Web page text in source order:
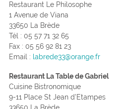
Restaurant Le Philosophe
1 Avenue de Viana
33650 La Brède
Tél : 05 57 71 32 65
Fax : 05 56 92 81 23
Email : labrede33@orange.fr
Restaurant La Table de Gabriel
Cuisine Bistronomique
9-11 Place St Jean d’Etampes